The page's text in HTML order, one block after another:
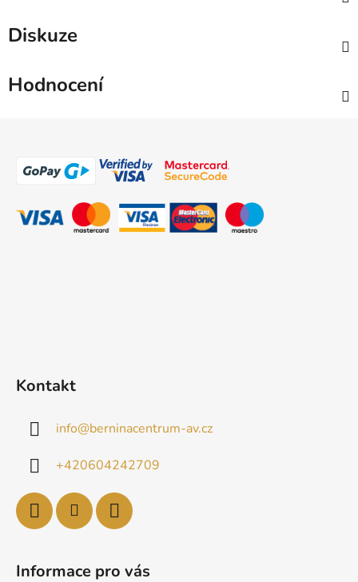
Diskuze
Hodnocení
Kontakt
info@berninacentrum-av.cz
+420604242709
Informace pro vás